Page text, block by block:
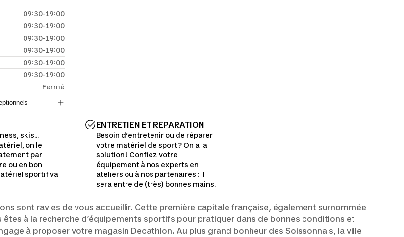
09:30-19:00
09:30-19:00
09:30-19:00
09:30-19:00
09:30-19:00
09:30-19:00
Fermé
skis...
on le
par
ou en bon
sportif va
ENTRETIEN ET REPARATION
Besoin d’entretenir ou de réparer
votre matériel de sport ? On a la
solution ! Confiez votre
équipement à nos experts en
ateliers ou à nos partenaires : il
sera entre de (très) bonnes mains.
sont ravies de vous accueillir. Cette première capitale française, également surnommée
êtes à la recherche d’équipements sportifs pour pratiquer dans de bonnes conditions et
à proposer votre magasin Decathlon. Au plus grand bonheur des Soissonnais, la ville